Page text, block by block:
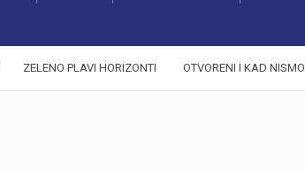
ZELENO PLAVI HORIZONTI OTVORENI I KAD NISMO